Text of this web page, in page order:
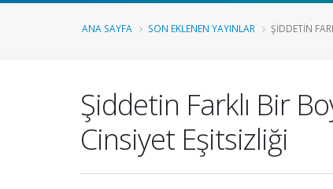
ANA SAYFA SON EKLENEN YAYINLAR ŞIDDETIN
Şiddetin Farklı Bir
Cinsiyet Eşitsizliği